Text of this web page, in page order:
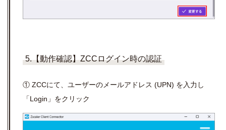
5.【動作確認】ZCCログイン時の認証
① ZCCにて、ユーザーのメールアドレス (UPN) を入力し
「Login」をクリック